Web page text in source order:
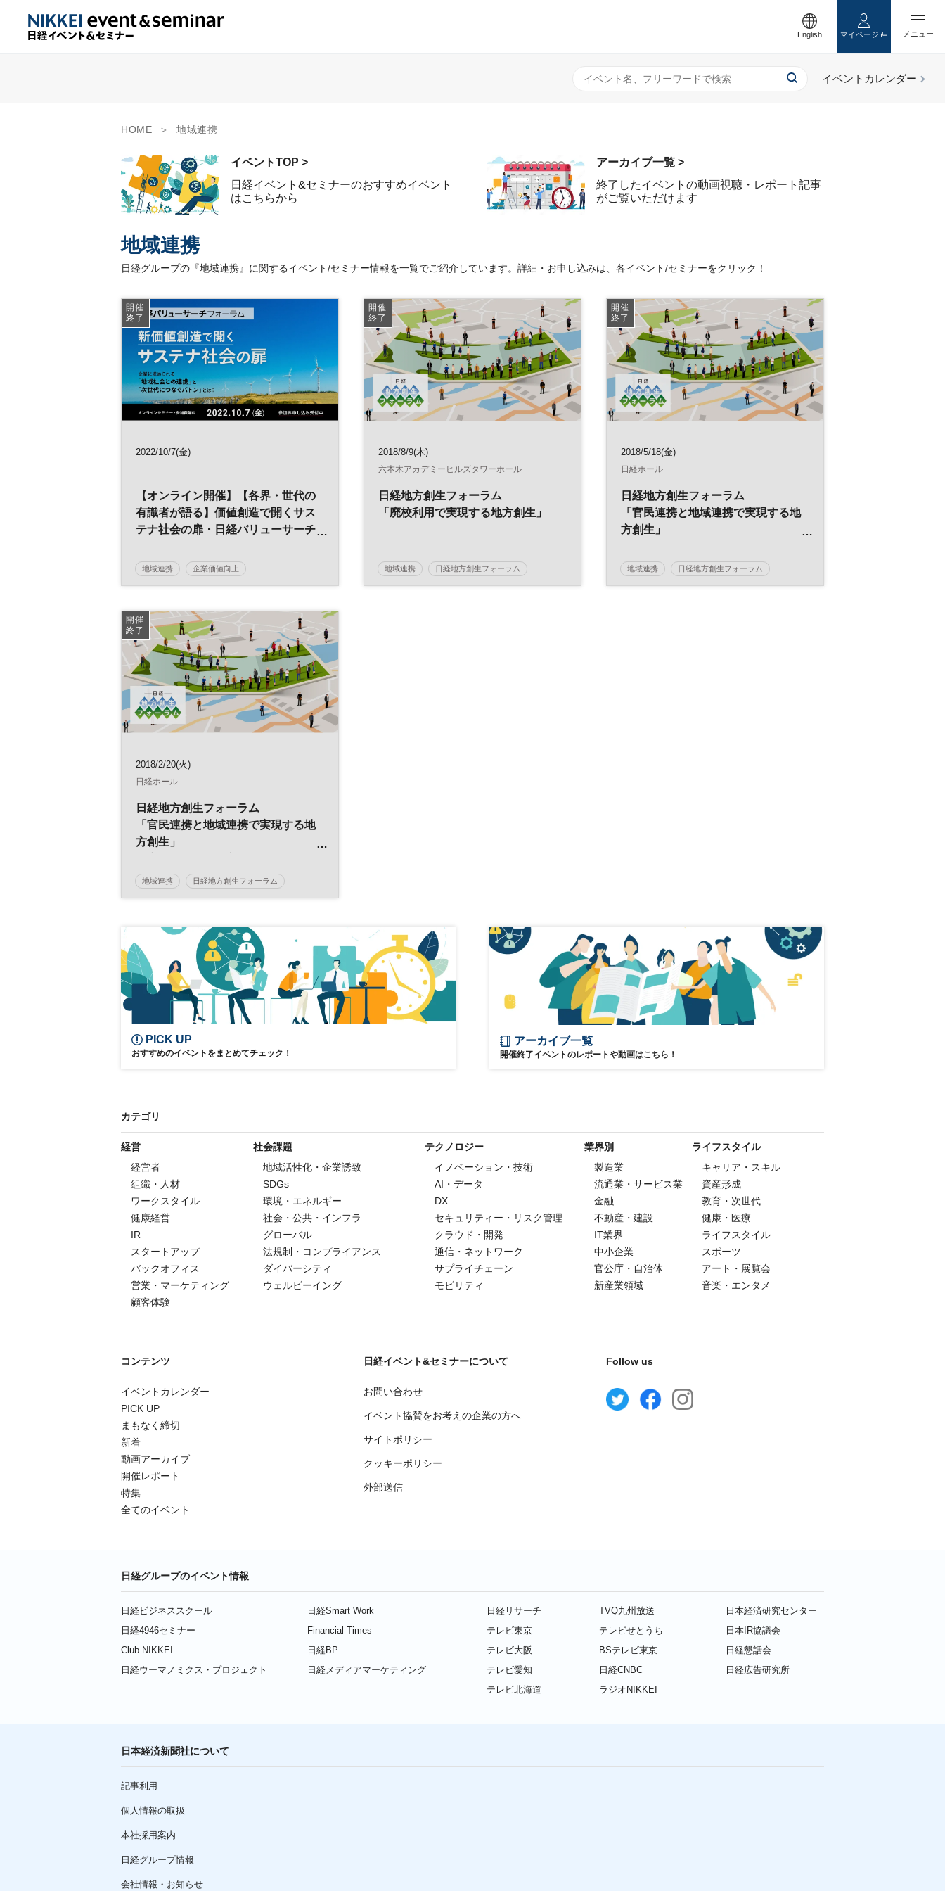
English マイページ
HOME 地域連携
イベントTOP >
日経イベント&セミナーのおすすめイベント
はこちらから
アーカイブ一覧 >
終了したイベントの動画視聴・レポート記事
がご覧いただけます
地域連携
日経グループの『地域連携』に関するイベント/セミナー情報を一覧でご紹介しています。詳細・お申し込みは、各イベント/セミナーをクリック！
開催
終了
2022/10/7(金)
【オンライン開催】【各界・世代の
有識者が語る】価値創造で開くサス
テナ社会の扉・日経バリューサーチ
地域連携 企業価値向上
価値創造 SDGs
開催
終了
2018/8/9(木)
六本木アカデミーヒルズタワーホール
日経地方創生フォーラム
「廃校利用で実現する地方創生」
地域連携 日経地方創生フォーラム
開催
終了
2018/5/18(金)
日経ホール
日経地方創生フォーラム
「官民連携と地域連携で実現する地
方創生」
例から考える持続可能な経済循環～
地域連携 日経地方創生フォーラム
開催
終了
2018/2/20(火)
日経ホール
日経地方創生フォーラム
「官民連携と地域連携で実現する地
方創生」
例から考える持続可能な経済循環～
※レポート記事をお読みいただけま
地域連携 日経地方創生フォーラム
PICK UP
おすすめのイベントをまとめてチェック！
アーカイブ一覧
開催終了イベントのレポートや動画はこちら！
カテゴリ
経営
経営者
組織・人材
ワークスタイル
健康経営
IR
スタートアップ
バックオフィス
営業・マーケティング
顧客体験
社会課題
地域活性化・企業誘致
SDGs
環境・エネルギー
社会・公共・インフラ
グローバル
法規制・コンプライアンス
ダイバーシティ
ウェルビーイング
テクノロジー
イノベーション・技術
AI・データ
DX
セキュリティー・リスク管理
クラウド・開発
通信・ネットワーク
サプライチェーン
モビリティ
業界別
製造業
流通業・サービス業
金融
不動産・建設
IT業界
中小企業
官公庁・自治体
新産業領域
ライフスタイル
キャリア・スキル
資産形成
教育・次世代
健康・医療
ライフスタイル
スポーツ
アート・展覧会
音楽・エンタメ
コンテンツ
イベントカレンダー
PICK UP
まもなく締切
新着
動画アーカイブ
開催レポート
特集
全てのイベント
日経イベント&セミナーについて
お問い合わせ
イベント協賛をお考えの企業の方へ
サイトポリシー
クッキーポリシー
外部送信
Follow us
日経グループのイベント情報
日経ビジネススクール
日経4946セミナー
Club NIKKEI
日経ウーマノミクス・プロジェクト
日経Smart Work
Financial Times
日経BP
日経メディアマーケティング
日経リサーチ
テレビ東京
テレビ大阪
テレビ愛知
テレビ北海道
TVQ九州放送
テレビせとうち
BSテレビ東京
日経CNBC
ラジオNIKKEI
日本経済研究センター
日本IR協議会
日経懇話会
日経広告研究所
日本経済新聞社について
記事利用
個人情報の取扱
本社採用案内
日経グループ情報
会社情報・お知らせ